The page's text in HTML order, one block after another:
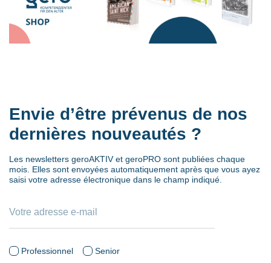
Envie d’être prévenus de nos
dernières nouveautés ?
Les newsletters geroAKTIV et geroPRO sont publiées chaque
mois. Elles sont envoyées automatiquement après que vous ayez
saisi votre adresse électronique dans le champ indiqué.
Professionnel
Senior